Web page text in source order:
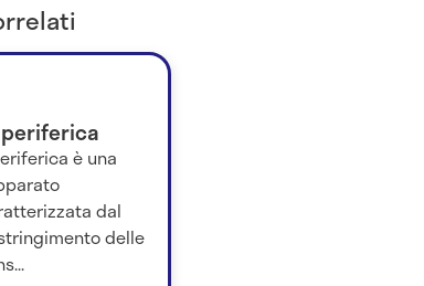
è una
dal
delle